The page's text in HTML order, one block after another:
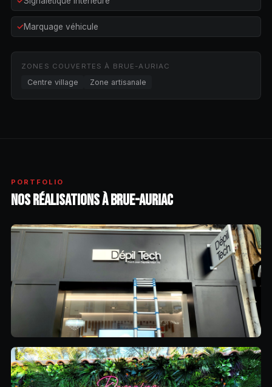
Marquage véhicule
ZONES COUVERTES À BRUE-AURIAC
Centre village Zone artisanale
PORTFOLIO
NOS RÉALISATIONS À BRUE-AURIAC